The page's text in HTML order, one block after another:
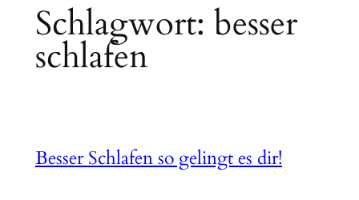
Schlagwort: besser
schlafen
Besser Schlafen so gelingt es dir!